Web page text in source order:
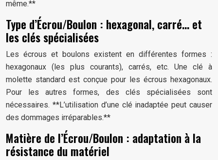
même.**
Type d’Écrou/Boulon : hexagonal, carré… et
les clés spécialisées
Les écrous et boulons existent en différentes formes :
hexagonaux (les plus courants), carrés, etc. Une clé à
molette standard est conçue pour les écrous hexagonaux.
Pour les autres formes, des clés spécialisées sont
nécessaires. **L’utilisation d’une clé inadaptée peut causer
des dommages irréparables.**
Matière de l’Écrou/Boulon : adaptation à la
résistance du matériel